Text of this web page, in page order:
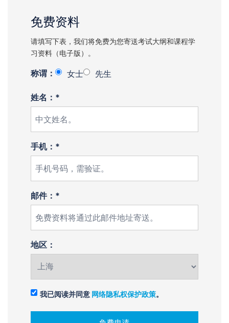
免费资料
请填写下表，我们将免费为您寄送考试大纲和课程学
习资料（电子版）。
称谓： 女士 先生
姓名：*
手机：*
邮件：*
地区：
我已阅读并同意 网络隐私权保护政策。